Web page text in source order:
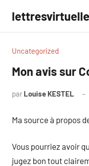
contenu
Uncategorized
Mon avis sur
par Louise KESTEL
Ma source à propos
Vous pourriez avoir
jugez bon tout